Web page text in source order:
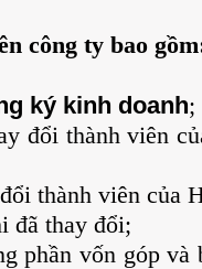
công ty bao
ký kinh doanh;
đổi thành viên
thành viên của
đã thay đổi;
phần vốn góp và